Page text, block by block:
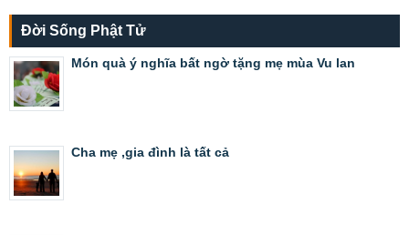
Đời Sống Phật Tử
Món quà ý nghĩa bất ngờ tặng mẹ mùa Vu lan
Cha mẹ ,gia đình là tất cả